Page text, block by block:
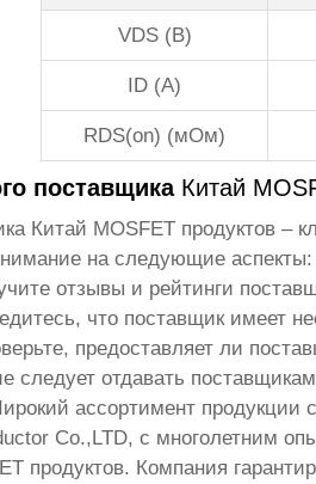
VDS (В)
ID (А)
RDS(on) (мОм)
поставщика Китай
Китай MOSFET продуктов–
на следующие аспекты:
отзывы и рейтинги
что поставщик имеет
предоставляет ли
следует отдавать
ассортимент продукции
Co.,LTD, с многолетним
продуктов. Компания